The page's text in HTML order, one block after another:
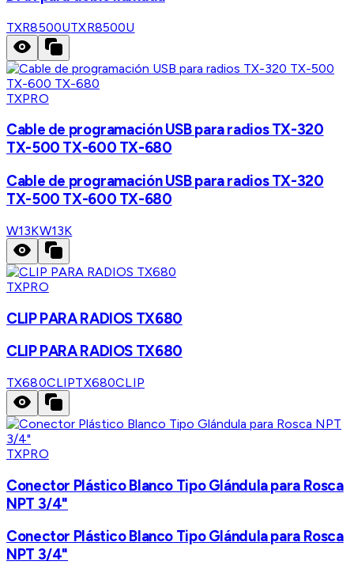
TXR8500UTXR8500U
TXPRO
Cable de programación USB para radios TX-320
TX-500 TX-600 TX-680
Cable de programación USB para radios TX-320
TX-500 TX-600 TX-680
W13KW13K
TXPRO
CLIP PARA RADIOS TX680
CLIP PARA RADIOS TX680
TX680CLIPTX680CLIP
TXPRO
Conector Plástico Blanco Tipo Glándula para Rosca
NPT 3/4"
Conector Plástico Blanco Tipo Glándula para Rosca
NPT 3/4"